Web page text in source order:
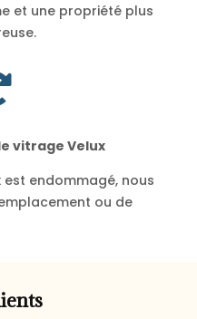
et une propriété plus
vitrage Velux
est endommagé, nous
ou de